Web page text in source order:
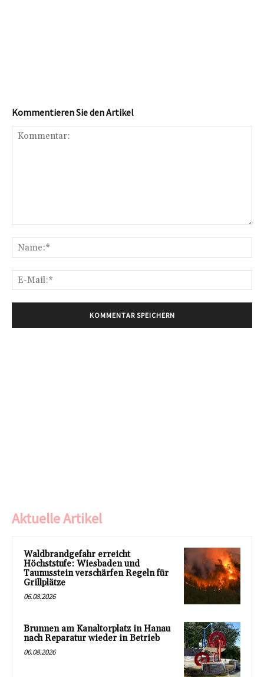
Kommentieren Sie den Artikel
Aktuelle Artikel
Waldbrandgefahr erreicht
Höchststufe: Wiesbaden und
Taunusstein verschärfen Regeln für
Grillplätze
06.08.2026
Brunnen am Kanaltorplatz in Hanau
nach Reparatur wieder in Betrieb
06.08.2026